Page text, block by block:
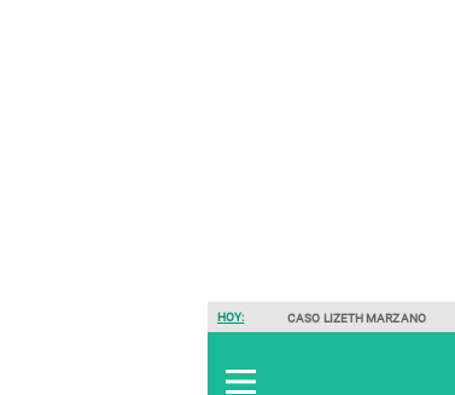
HOY: CASO LIZETH MARZANO